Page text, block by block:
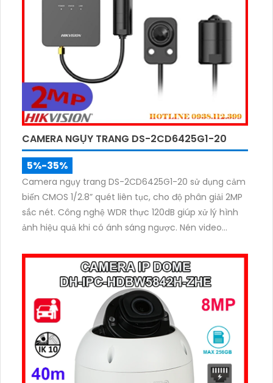
CAMERA NGỤY TRANG DS-2CD6425G1-20
5%-35%
Camera ngụy trang DS-2CD6425G1-20 sử dụng cảm
biến CMOS 1/2.8” quét liên tục, cho độ phân giải 2MP
sắc nét. Công nghệ WDR thực 120dB giúp xử lý hình
ảnh hiệu quả khi có ánh sáng ngược. Nén video
báo động tiện lợi cho việc giám sát kín đáo.